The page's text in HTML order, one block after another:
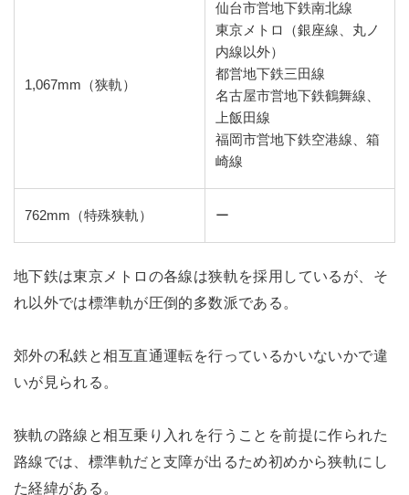
1,067mm（狭軌）
仙台市営地下鉄南北線
東京メトロ（銀座線、丸ノ
内線以外）
都営地下鉄三田線
名古屋市営地下鉄鶴舞線、
上飯田線
福岡市営地下鉄空港線、箱
崎線
762mm（特殊狭軌） ー
地下鉄は東京メトロの各線は狭軌を採用しているが、そ
れ以外では標準軌が圧倒的多数派である。
郊外の私鉄と相互直通運転を行っているかいないかで違
いが見られる。
狭軌の路線と相互乗り入れを行うことを前提に作られた
路線では、標準軌だと支障が出るため初めから狭軌にし
た経緯がある。